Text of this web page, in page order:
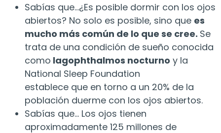
Sabías que…¿Es posible dormir con los ojos
abiertos? No solo es posible, sino que es
mucho más común de lo que se cree. Se
trata de una condición de sueño conocida
como lagophthalmos nocturno y la
National Sleep Foundation
establece que en torno a un 20% de la
población duerme con los ojos abiertos.
Sabías que… Los ojos tienen
aproximadamente 125 millones de